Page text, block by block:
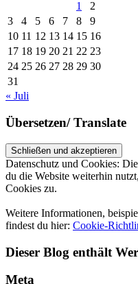
1
2
3
4 5 6 7 8
9
10 11 12 13 14 15 16
17 18 19 20 21 22 23
24 25 26 27 28 29 30
31
« Juli
Übersetzen/ Translate
Datenschutz und Cookies:
du die Website weiterhin
Cookies zu.
Weitere Informationen,
findest du hier: Cookie-
Dieser Blog enthält
Meta